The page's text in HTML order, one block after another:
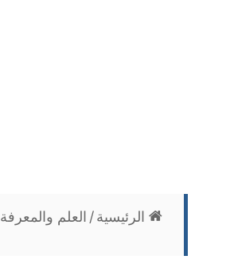
الرئيسية/ العلم والمعرفة